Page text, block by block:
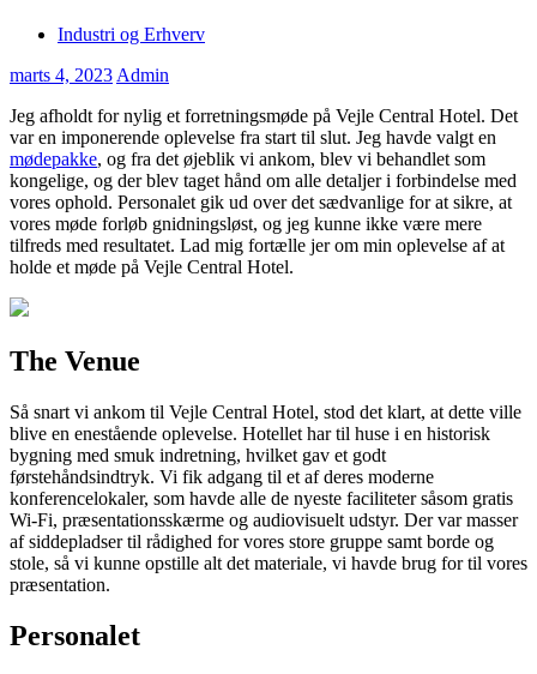
Industri og Erhverv
marts 4, 2023 Admin
Jeg afholdt for nylig et forretningsmøde på Vejle Central Hotel. Det
var en imponerende oplevelse fra start til slut. Jeg havde valgt en
mødepakke, og fra det øjeblik vi ankom, blev vi behandlet som
kongelige, og der blev taget hånd om alle detaljer i forbindelse med
vores ophold. Personalet gik ud over det sædvanlige for at sikre, at
vores møde forløb gnidningsløst, og jeg kunne ikke være mere
tilfreds med resultatet. Lad mig fortælle jer om min oplevelse af at
holde et møde på Vejle Central Hotel.
The Venue
Så snart vi ankom til Vejle Central Hotel, stod det klart, at dette ville
blive en enestående oplevelse. Hotellet har til huse i en historisk
bygning med smuk indretning, hvilket gav et godt
førstehåndsindtryk. Vi fik adgang til et af deres moderne
konferencelokaler, som havde alle de nyeste faciliteter såsom gratis
Wi-Fi, præsentationsskærme og audiovisuelt udstyr. Der var masser
af siddepladser til rådighed for vores store gruppe samt borde og
stole, så vi kunne opstille alt det materiale, vi havde brug for til vores
præsentation.
Personalet